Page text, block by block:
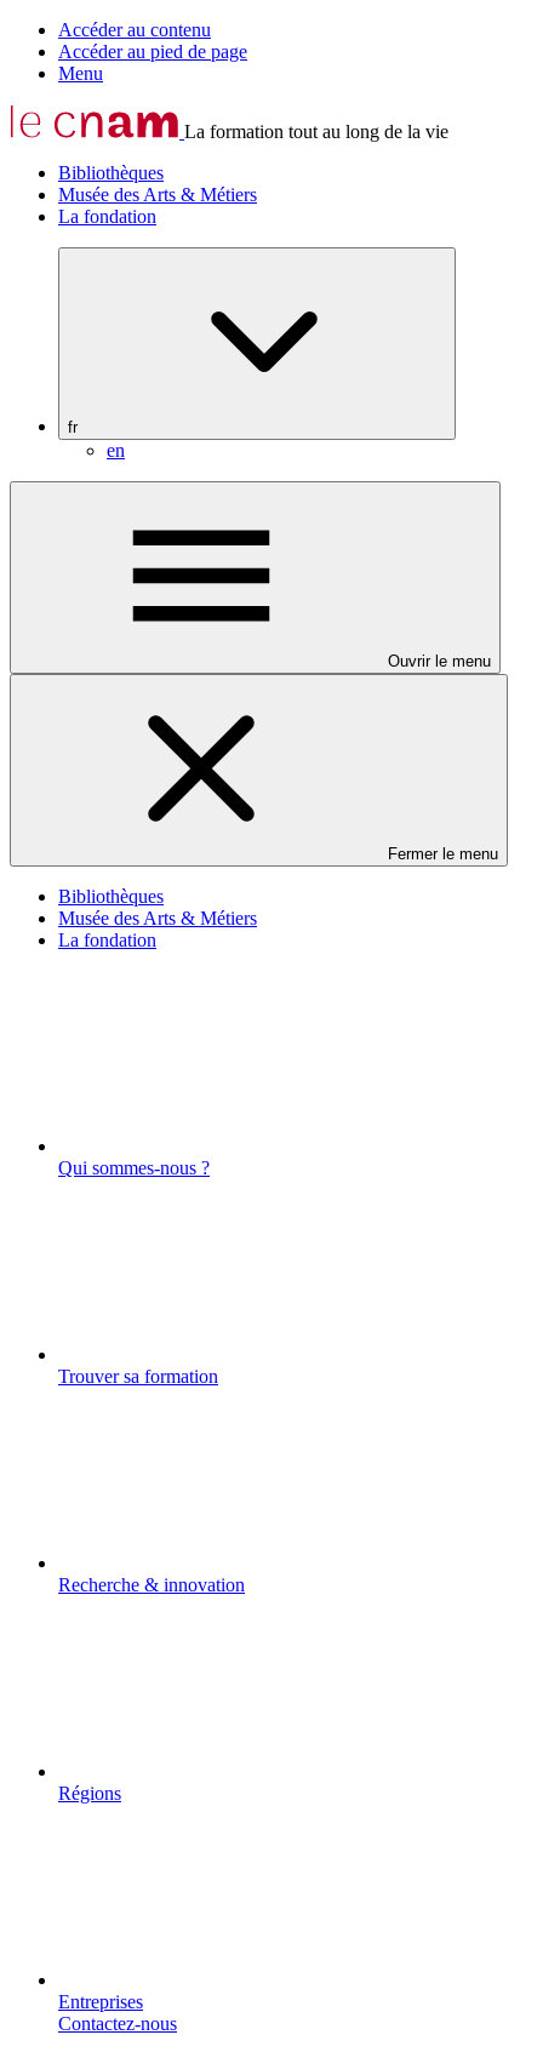
Accéder au contenu
Accéder au pied de page
Menu
La formation tout au long de la vie
Bibliothèques
Musée des Arts & Métiers
La fondation
fr
en
Ouvrir le menu
Fermer le menu
Bibliothèques
Musée des Arts & Métiers
La fondation
Qui sommes-nous ?
Trouver sa formation
Recherche & innovation
Régions
Entreprises
Contactez-nous